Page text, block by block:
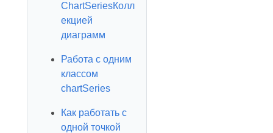
ChartSeriesКолл
екцией
диаграмм
Работа с одним
классом
chartSeries
Как работать с
одной точкой